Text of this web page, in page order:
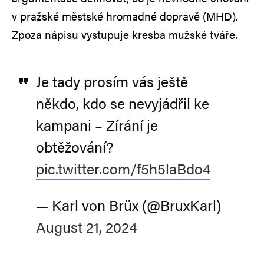
v pražské městské hromadné dopravě (MHD).
Zpoza nápisu vystupuje kresba mužské tváře.
Je tady prosím vás ještě
někdo, kdo se nevyjádřil ke
kampani – Zírání je
obtěžování?
pic.twitter.com/f5h5laBdo4
— Karl von Brüx (@BruxKarl)
August 21, 2024